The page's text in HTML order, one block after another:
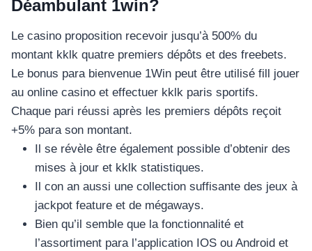
Déambulant 1win?
Le casino proposition recevoir jusqu’à 500% du
montant kklk quatre premiers dépôts et des freebets.
Le bonus para bienvenue 1Win peut être utilisé fill jouer
au online casino et effectuer kklk paris sportifs.
Chaque pari réussi après les premiers dépôts reçoit
+5% para son montant.
Il se révèle être également possible d’obtenir des
mises à jour et kklk statistiques.
Il con an aussi une collection suffisante des jeux à
jackpot feature et de mégaways.
Bien qu’il semble que la fonctionnalité et
l’assortiment para l’application IOS ou Android et